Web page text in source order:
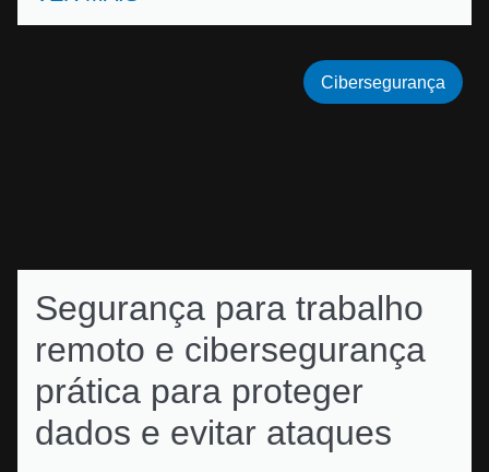
Segurança para trabalho
remoto e cibersegurança
prática para proteger
dados e evitar ataques
Cibersegurança